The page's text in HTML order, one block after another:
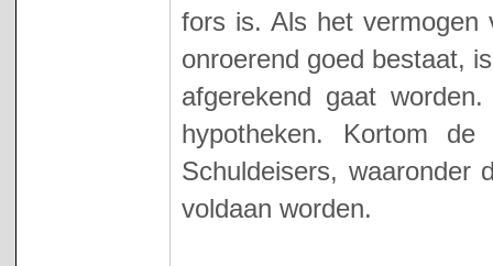
fors is. Als het vermogen
onroerend goed bestaat,
afgerekend gaat
hypotheken. Kortom
Schuldeisers, waaronder
voldaan worden.